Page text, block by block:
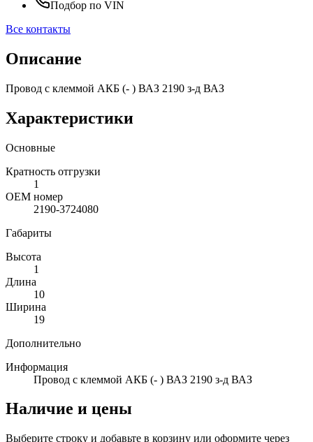
Подбор по VIN
Все контакты
Описание
Провод с клеммой АКБ (- ) ВАЗ 2190 з-д ВАЗ
Характеристики
Основные
Кратность отгрузки
1
ОЕМ номер
2190-3724080
Габариты
Высота
1
Длина
10
Ширина
19
Дополнительно
Информация
Провод с клеммой АКБ (- ) ВАЗ 2190 з-д ВАЗ
Наличие и цены
Выберите строку и добавьте в корзину или оформите через